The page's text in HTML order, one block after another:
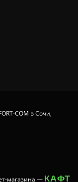
COM в Сочи,
магазина — КАФТ